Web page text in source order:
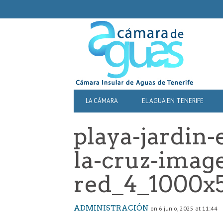
NAVIGATION
PRIMARY
NAVIGATION
LA CÁMARA EL AGUA EN TENERIFE
playa-jardin-
la-cruz-
ADMINISTRACIÓN on 6 junio, 2025 at 11:44